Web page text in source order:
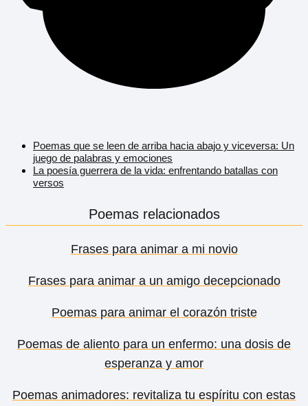
Poemas que se leen de arriba hacia abajo y viceversa: Un
juego de palabras y emociones
La poesía guerrera de la vida: enfrentando batallas con
versos
Poemas relacionados
Frases para animar a mi novio
Frases para animar a un amigo decepcionado
Poemas para animar el corazón triste
Poemas de aliento para un enfermo: una dosis de
esperanza y amor
Poemas animadores: revitaliza tu espíritu con estas